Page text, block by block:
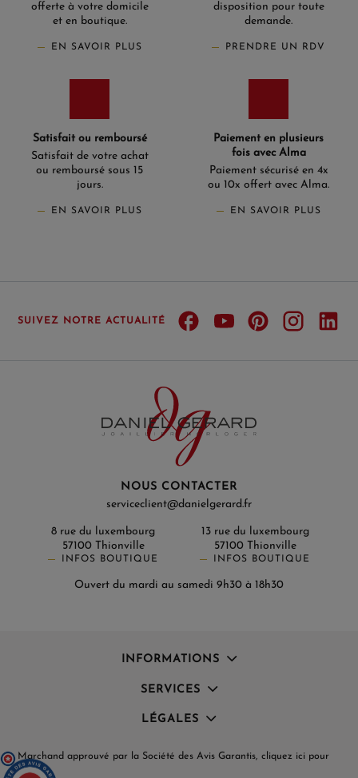
offerte à votre domicile
et en boutique.
EN SAVOIR PLUS
disposition pour toute
demande.
PRENDRE UN RDV
Satisfait ou remboursé
Satisfait de votre achat
ou remboursé sous 15
jours.
EN SAVOIR PLUS
Paiement en plusieurs
fois avec Alma
Paiement sécurisé en 4x
ou 10x offert avec Alma.
EN SAVOIR PLUS
SUIVEZ NOTRE ACTUALITÉ
NOUS CONTACTER
serviceclient@danielgerard.fr
8 rue du luxembourg
57100 Thionville
INFOS BOUTIQUE
13 rue du luxembourg
57100 Thionville
INFOS BOUTIQUE
Ouvert du mardi au samedi 9h30 à 18h30
INFORMATIONS
SERVICES
LÉGALES
Marchand approuvé par la Société des Avis Garantis, cliquez ici pour
vérifier.